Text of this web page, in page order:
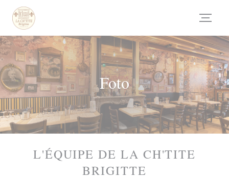
Personalizzazione delle tue scelte sui cookie
Foto
L'ÉQUIPE DE LA CH'TITE
BRIGITTE